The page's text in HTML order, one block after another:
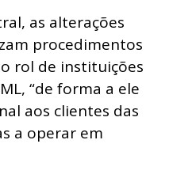
as alterações
procedimentos
rol de instituições
“de forma a ele
aos clientes das
a operar em